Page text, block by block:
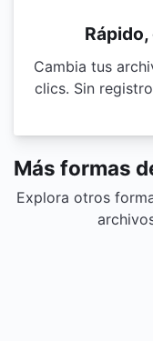
Cambia tus
clics. Sin
Más formas
Explora otros